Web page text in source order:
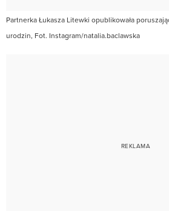
Partnerka Łukasza Litewki opublikowała
urodzin, Fot. Instagram/natalia.baclawska